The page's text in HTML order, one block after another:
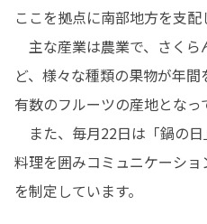
ここを拠点に南部地方を支配
主な産業は農業で、さくら
ど、様々な種類の果物が年
有数のフルーツの産地となっ
また、毎月22日は「鍋の
料理を囲みコミュニケーショ
を制定しています。